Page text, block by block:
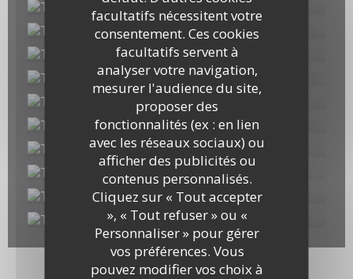
facultatifs nécessitent votre
consentement. Ces cookies
facultatifs servent à
analyser votre navigation,
mesurer l'audience du site,
proposer des
fonctionnalités (ex : en lien
avec les réseaux sociaux) ou
afficher des publicités ou
contenus personnalisés.
Cliquez sur « Tout accepter
», « Tout refuser » ou «
Personnaliser » pour gérer
vos préférences. Vous
pouvez modifier vos choix à